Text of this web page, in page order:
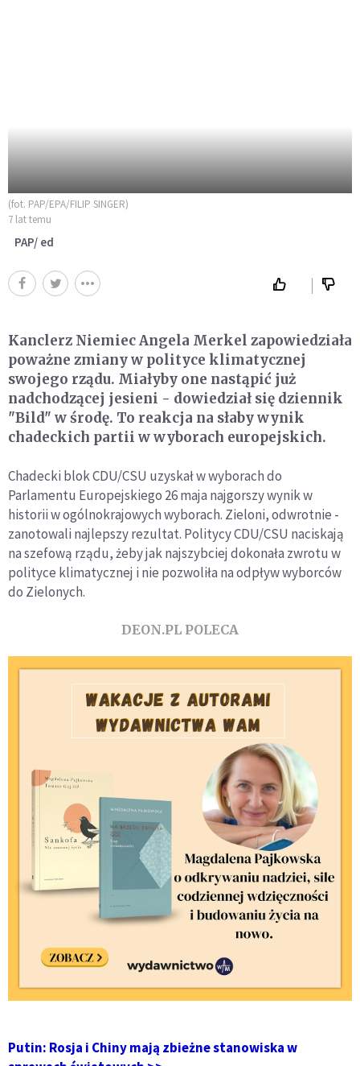
(fot. PAP/EPA/FILIP SINGER)
7 lat temu
PAP/ ed
Kanclerz Niemiec Angela Merkel zapowiedziała
poważne zmiany w polityce klimatycznej
swojego rządu. Miałyby one nastąpić już
nadchodzącej jesieni - dowiedział się dziennik
"Bild" w środę. To reakcja na słaby wynik
chadeckich partii w wyborach europejskich.
Chadecki blok CDU/CSU uzyskał w wyborach do
Parlamentu Europejskiego 26 maja najgorszy wynik w
historii w ogólnokrajowych wyborach. Zieloni, odwrotnie -
zanotowali najlepszy rezultat. Politycy CDU/CSU naciskają
na szefową rządu, żeby jak najszybciej dokonała zwrotu w
polityce klimatycznej i nie pozwoliła na odpływ wyborców
do Zielonych.
DEON.PL POLECA
Putin: Rosja i Chiny mają zbieżne stanowiska w